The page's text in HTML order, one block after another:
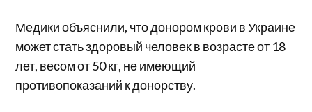
Медики объяснили, что донором крови в Украине
может стать здоровый человек в возрасте от 18
лет, весом от 50 кг, не имеющий
противопоказаний к донорству.